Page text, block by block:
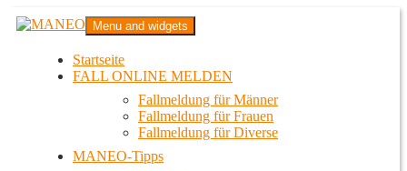
Zum
InhaltMANEO
Das schwule Anti-Gewalt-Projekt in Berlin
Menu and widgets
Startseite
FALL ONLINE MELDEN
Fallmeldung für Männer
Fallmeldung für Frauen
Fallmeldung für Diverse
MANEO-Tipps